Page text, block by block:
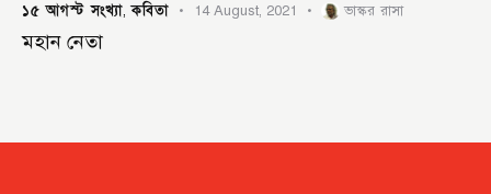
১৫ আগস্ট সংখ্যা,কবিতা 14 August, 2021 ভাস্কর রাসা
মহান নেতা